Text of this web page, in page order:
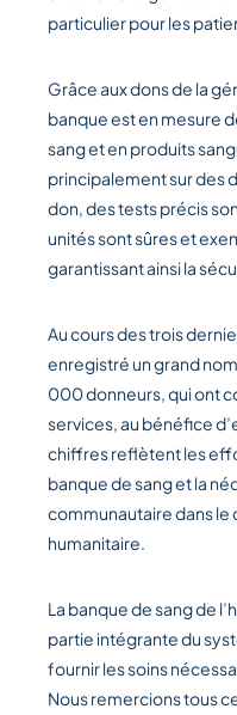
particulier pour les
Grâce aux dons de la
banque est en mesure
sang et en produits
principalement sur des
don, des tests précis
unités sont sûres et
garantissant ainsi la
Au cours des trois
enregistré un grand
000 donneurs, qui ont
services, au bénéfice
chiffres reflètent les
banque de sang et la
communautaire dans
humanitaire.
La banque de sang de
partie intégrante du
fournir les soins
Nous remercions tous